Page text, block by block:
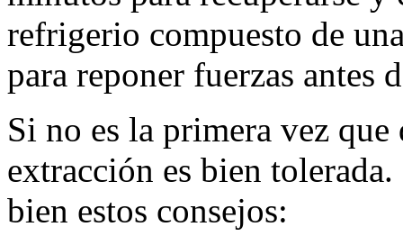
refrigerio compuesto de
para reponer fuerzas antes
Si no es la primera vez que
extracción es bien
bien estos consejos: